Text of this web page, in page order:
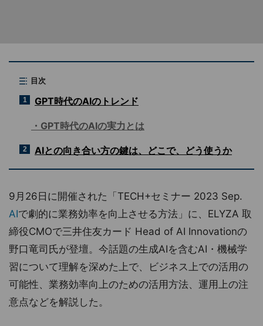
目次
1 GPT時代のAIのトレンド
GPT時代のAIの実力とは
2 AIとの向き合い方の鍵は、どこで、どう使うか
9月26日に開催された「TECH+セミナー 2023 Sep.
AIで劇的に業務効率を向上させる方法」に、ELYZA 取
締役CMOで三井住友カード Head of AI Innovationの
野口竜司氏が登壇。今話題の生成AIを含むAI・機械学
習について理解を深めた上で、ビジネス上での活用の
可能性、業務効率向上のための活用方法、運用上の注
意点などを解説した。